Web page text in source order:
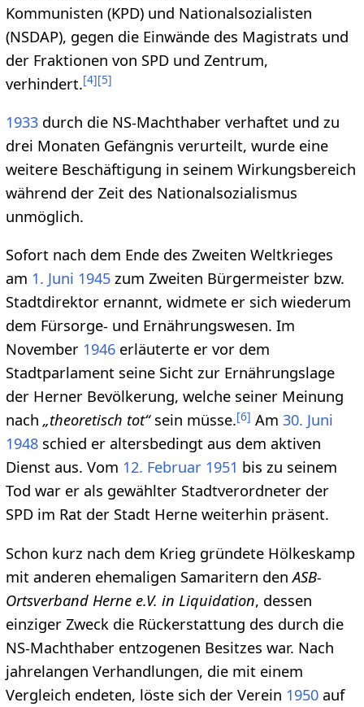
Kommunisten (KPD) und Nationalsozialisten
(NSDAP), gegen die Einwände des Magistrats und
der Fraktionen von SPD und Zentrum,
verhindert.[4][5]
1933durch die NS-Machthaber verhaftet und zu
drei Monaten Gefängnis verurteilt, wurde eine
weitere Beschäftigung in seinem Wirkungsbereich
während der Zeit des Nationalsozialismus
unmöglich.
Sofort nach dem Ende des Zweiten Weltkrieges
am 1. Juni 1945zum Zweiten Bürgermeister bzw.
Stadtdirektor ernannt, widmete er sich wiederum
dem Fürsorge- und Ernährungswesen. Im
November 1946erläuterte er vor dem
Stadtparlament seine Sicht zur Ernährungslage
der Herner Bevölkerung, welche seiner Meinung
nach „theoretisch tot“sein müsse.[6] Am 30. Juni
1948schied er altersbedingt aus dem aktiven
Dienst aus. Vom 12. Februar 1951 bis zu seinem
Tod war er als gewählter Stadtverordneter der
SPD im Rat der Stadt Herne weiterhin präsent.
Schon kurz nach dem Krieg gründete Hölkeskamp
mit anderen ehemaligen Samaritern denASB-
Ortsverband Herne e.V. in Liquidation, dessen
einziger Zweck die Rückerstattung des durch die
NS-Machthaber entzogenen Besitzes war. Nach
jahrelangen Verhandlungen, die mit einem
Vergleich endeten, löste sich der Verein 1950auf